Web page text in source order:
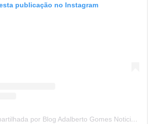
publicação no Instagram
Uma publicação partilhada por Blog Adalberto Gomes Noticias (@blogadalbertogomesnoticiass)